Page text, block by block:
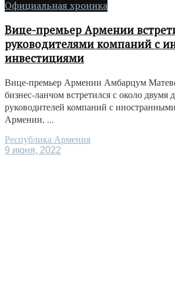
Официальная хроника
Вице-премьер Армении
руководителями компаний с
инвестициями
Вице-премьер Армении Амбарцум
бизнес-ланчом встретился с около двумя
руководителей компаний с
Армении, ...
Республика Армения
9 июня, 2022